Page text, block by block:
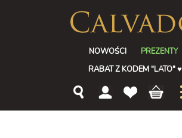
NOWOŚCI
PREZENTY
RABAT Z KODEM "LATO"♥